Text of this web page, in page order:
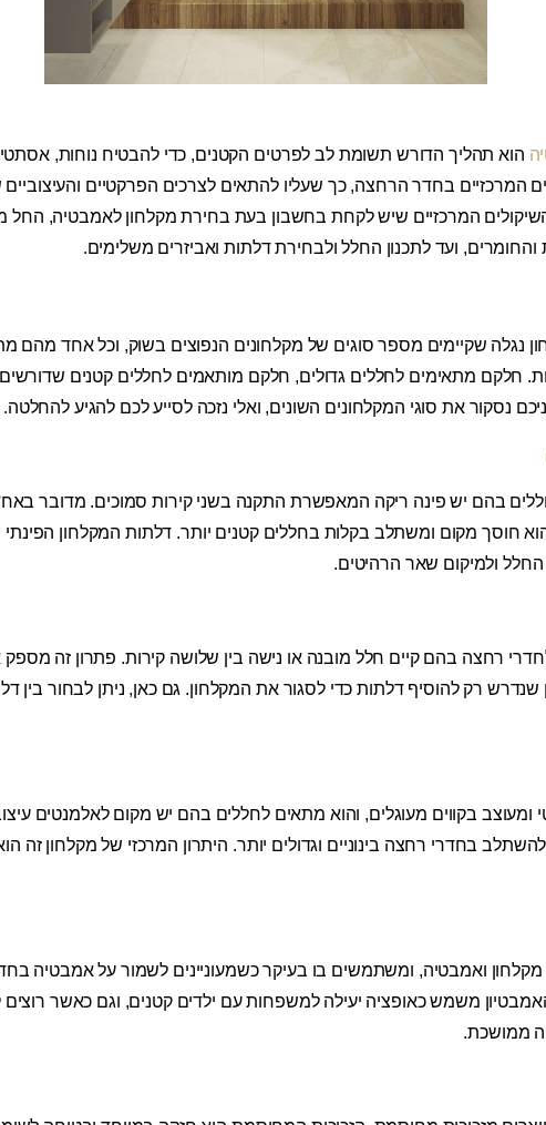
הוא תהליך הדורש תשומת לב לפרטים הקטנים, כדי להבטיח נוחות,
המרכזיים בחדר הרחצה, כך שעליו להתאים לצרכים הפרקטיים
המרכזיים שיש לקחת בחשבון בעת בחירת מקלחון לאמבטיה, החל
ועד לתכנון החלל ולבחירת דלתות ואביזרים משלימים.
נגלה שקיימים מספר סוגים של מקלחונים הנפוצים בשוק, וכל אחד מהם
חלקם מתאימים לחללים גדולים, חלקם מותאמים לחללים קטנים
נסקור את סוגי המקלחונים השונים, ואלי נזכה לסייע לכם להגיע להחלטה.
בהם יש פינה ריקה המאפשרת התקנה בשני קירות סמוכים. מדובר
חוסך מקום ומשתלב בקלות בחללים קטנים יותר. דלתות המקלחון הפינתי
ולמיקום שאר הרהיטים.
רחצה בהם קיים חלל מובנה או נישה בין שלושה קירות. פתרון זה מספק
שנדרש רק להוסיף דלתות כדי לסגור את המקלחון. גם כאן, ניתן לבחור בין
ומעוצב בקווים מעוגלים, והוא מתאים לחללים בהם יש מקום לאלמנטים
בחדרי רחצה בינוניים וגדולים יותר. היתרון המרכזי של מקלחון זה
מקלחון ואמבטיה, ומשתמשים בו בעיקר כשמעוניינים לשמור על אמבטיה
משמש כאופציה יעילה למשפחות עם ילדים קטנים, וגם כאשר רוצים
ממושכת.